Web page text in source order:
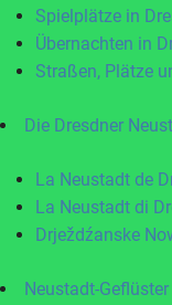
Spielplätze in
Übernachten in
Straßen, Plätze
Die Dresdner
La Neustadt de
La Neustadt di
Drježdźanske
Neustadt-